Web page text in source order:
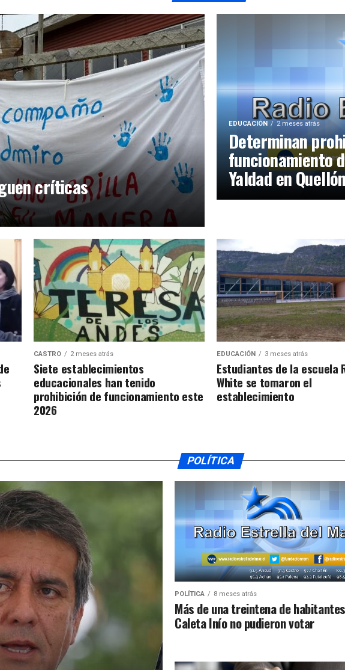
críticas
EDUCACIÓN 2 meses atrás
Determinan
funcionamiento
Yaldad en
CASTRO 2 meses atrás
Siete establecimientos
educacionales han tenido
prohibición de funcionamiento este
2026
EDUCACIÓN 3 meses atrás
Estudiantes de la escuela
White se tomaron el
establecimiento
POLÍTICA
POLÍTICA 8 meses atrás
Más de una treintena de
Caleta Inío no pudieron votar